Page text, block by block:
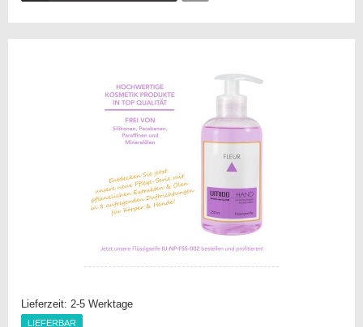
Lieferzeit: 2-5 Werktage
LIEFERBAR
LIEFERBAR